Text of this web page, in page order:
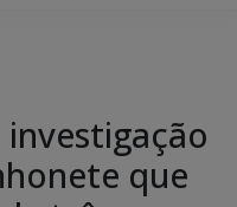
investigação
que